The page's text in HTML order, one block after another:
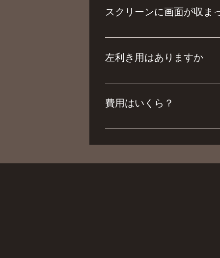
スクリーンに画面が収ま
お手数ですが、パソコンを再起
左利き用はありますか
申し訳ありませんが、シミュレ
費用はいくら？
会員登録費用は無料です。会